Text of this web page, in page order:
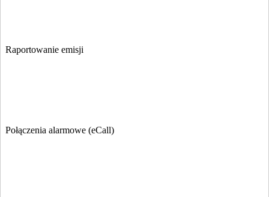
Raportowanie emisji
Połączenia alarmowe (eCall)